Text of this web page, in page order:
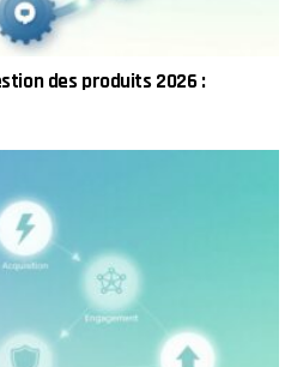
des produits 2026 :